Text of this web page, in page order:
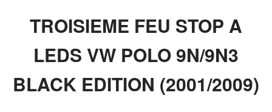
TROISIEME FEU STOP A
LEDS VW POLO 9N/9N3
BLACK EDITION (2001/2009)